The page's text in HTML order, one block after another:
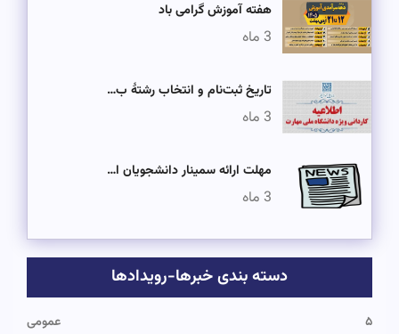
هفته آموزش گرامی باد
3 ماه
تاریخ ثبت‌نام و انتخاب رشتۀ ب…
3 ماه
مهلت ارائه سمینار دانشجویان ا…
3 ماه
دسته بندی خبرها-رویدادها
عمومی ۵